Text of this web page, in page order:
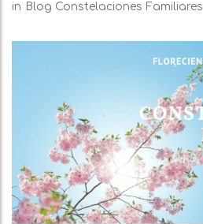
in Blog Constelaciones Familiares